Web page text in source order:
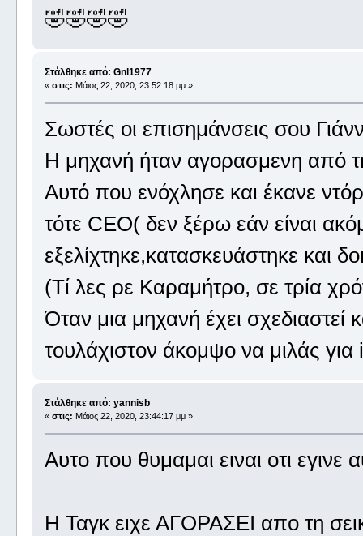
🤣🤣🤣🤣
Στάλθηκε από: Gnl1977
« στις: Μάιος 22, 2020, 23:52:18 μμ »
Σωστές οι επισημάνσεις σου
Η μηχανή ήταν αγορασμενη από
Αυτό που ενόχλησε και έκανε
τότε CEO( δεν ξέρω εάν είναι
εξελίχτηκε,κατασκευάστηκε και
(Τί λες ρε Καραμήτρο, σε τρία
Όταν μια μηχανή έχει σχεδιαστεί
τουλάχιστον άκομψο να μιλάς
Στάλθηκε από: yannisb
« στις: Μάιος 22, 2020, 23:44:17 μμ »
Αυτο που θυμαμαι ειναι οτι
Η Ταγκ ειχε ΑΓΟΡΑΣΕΙ απο τη